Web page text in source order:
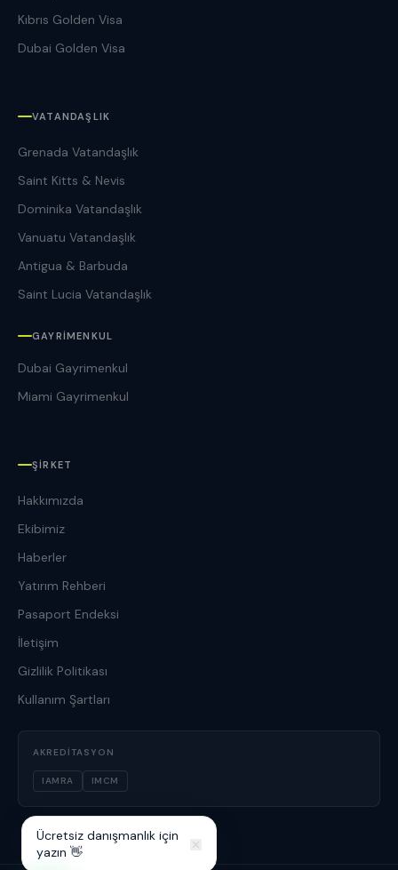
Kıbrıs Golden Visa
Dubai Golden Visa
VATANDAŞLIK
Grenada Vatandaşlık
Saint Kitts & Nevis
Dominika Vatandaşlık
Vanuatu Vatandaşlık
Antigua & Barbuda
Saint Lucia Vatandaşlık
GAYRIMENKUL
Dubai Gayrimenkul
Miami Gayrimenkul
ŞIRKET
Hakkımızda
Ekibimiz
Haberler
Yatırım Rehberi
Pasaport Endeksi
İletişim
Gizlilik Politikası
Kullanım Şartları
AKREDITASYON
IAMRA IMCM
Ücretsiz danışmanlık için
yazın 👋